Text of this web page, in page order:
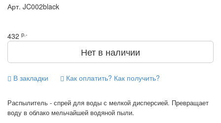
Арт. JC002black
432 р.-
Нет в наличии
В закладки Как оплатить? Как получить?
Распылитель - спрей для воды с мелкой дисперсией. Превращает
воду в облако мельчайшей водяной пыли.